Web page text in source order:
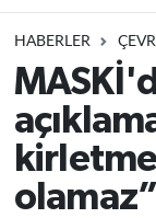
HABERLER
olamaz”
Akhisar
Turgutlu
Salihli
Manisa
Manisa
Süper Lig